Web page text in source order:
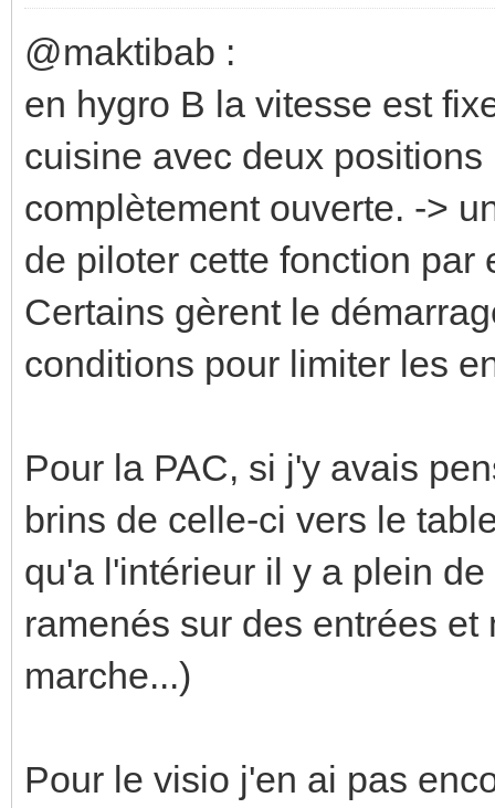
@maktibab :
en hygro B la vitesse est
cuisine avec deux
complètement ouverte. ->
de piloter cette fonction par
Certains gèrent le
conditions pour limiter les
Pour la PAC, si j'y avais
brins de celle-ci vers le
qu'a l'intérieur il y a plein
ramenés sur des entrées
marche...)
Pour le visio j'en ai pas